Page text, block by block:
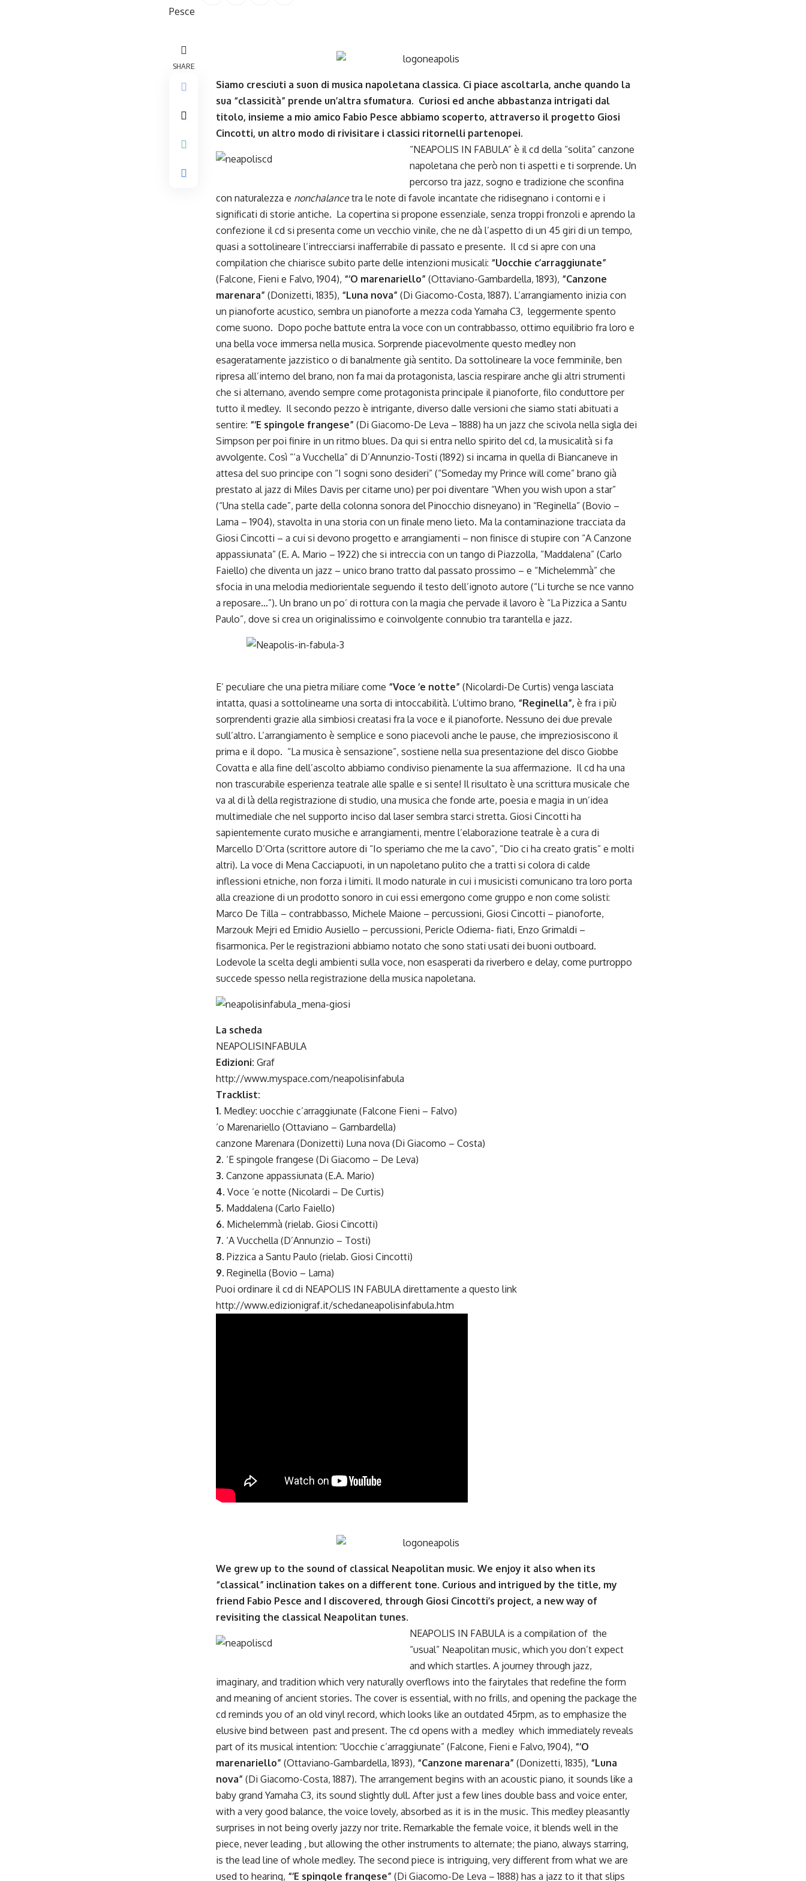
SHARE
Siamo cresciuti a suon di musica napoletana classica. Ci piace ascoltarla, anche quando la
sua “classicità” prende un’altra sfumatura. Curiosi ed anche abbastanza intrigati dal
titolo, insieme a mio amico Fabio Pesce abbiamo scoperto, attraverso il progetto Giosi
Cincotti, un altro modo di rivisitare i classici ritornelli partenopei.
“NEAPOLIS IN FABULA” è il cd della “solita” canzone
napoletana che però non ti aspetti e ti sorprende. Un
percorso tra jazz, sogno e tradizione che sconfina
con naturalezza e nonchalancetra le note di favole incantate che ridisegnano i contorni e i
significati di storie antiche. La copertina si propone essenziale, senza troppi fronzoli e aprendo la
confezione il cd si presenta come un vecchio vinile, che ne dà l’aspetto di un 45 giri di un tempo,
quasi a sottolineare l’intrecciarsi inafferrabile di passato e presente. Il cd si apre con una
compilation che chiarisce subito parte delle intenzioni musicali: “Uocchie c’arraggiunate”
(Falcone, Fieni e Falvo, 1904), “‘O marenariello” (Ottaviano-Gambardella, 1893), “Canzone
marenara” (Donizetti, 1835), “Luna nova” (Di Giacomo-Costa, 1887). L’arrangiamento inizia con
un pianoforte acustico, sembra un pianoforte a mezza coda Yamaha C3, leggermente spento
come suono. Dopo poche battute entra la voce con un contrabbasso, ottimo equilibrio fra loro e
una bella voce immersa nella musica. Sorprende piacevolmente questo medley non
esageratamente jazzistico o di banalmente già sentito. Da sottolineare la voce femminile, ben
ripresa all’interno del brano, non fa mai da protagonista, lascia respirare anche gli altri strumenti
che si alternano, avendo sempre come protagonista principale il pianoforte, filo conduttore per
tutto il medley. Il secondo pezzo è intrigante, diverso dalle versioni che siamo stati abituati a
sentire: “‘E spingole frangese” (Di Giacomo-De Leva – 1888) ha un jazz che scivola nella sigla dei
Simpson per poi finire in un ritmo blues. Da qui si entra nello spirito del cd, la musicalità si fa
avvolgente. Così “‘a Vucchella” di D’Annunzio-Tosti (1892) si incarna in quella di Biancaneve in
attesa del suo principe con “I sogni sono desideri” (“Someday my Prince will come” brano già
prestato al jazz di Miles Davis per citarne uno) per poi diventare “When you wish upon a star”
(“Una stella cade”, parte della colonna sonora del Pinocchio disneyano) in “Reginella” (Bovio –
Lama – 1904), stavolta in una storia con un finale meno lieto. Ma la contaminazione tracciata da
Giosi Cincotti – a cui si devono progetto e arrangiamenti – non finisce di stupire con “A Canzone
appassiunata” (E. A. Mario – 1922) che si intreccia con un tango di Piazzolla, “Maddalena” (Carlo
Faiello) che diventa un jazz – unico brano tratto dal passato prossimo – e “Michelemmà” che
sfocia in una melodia mediorientale seguendo il testo dell’ignoto autore (“Li turche se nce vanno
a reposare…”). Un brano un po’ di rottura con la magia che pervade il lavoro è “La Pizzica a Santu
Paulo”, dove si crea un originalissimo e coinvolgente connubio tra tarantella e jazz.
E’ peculiare che una pietra miliare come “Voce ‘e notte” (Nicolardi-De Curtis) venga lasciata
intatta, quasi a sottolinearne una sorta di intoccabilità. L’ultimo brano, “Reginella”, è fra i più
sorprendenti grazie alla simbiosi creatasi fra la voce e il pianoforte. Nessuno dei due prevale
sull’altro. L’arrangiamento è semplice e sono piacevoli anche le pause, che impreziosiscono il
prima e il dopo. “La musica è sensazione”, sostiene nella sua presentazione del disco Giobbe
Covatta e alla fine dell’ascolto abbiamo condiviso pienamente la sua affermazione. Il cd ha una
non trascurabile esperienza teatrale alle spalle e si sente! Il risultato è una scrittura musicale che
va al di là della registrazione di studio, una musica che fonde arte, poesia e magia in un’idea
multimediale che nel supporto inciso dal laser sembra starci stretta. Giosi Cincotti ha
sapientemente curato musiche e arrangiamenti, mentre l’elaborazione teatrale è a cura di
Marcello D’Orta (scrittore autore di “Io speriamo che me la cavo”, “Dio ci ha creato gratis” e molti
altri). La voce di Mena Cacciapuoti, in un napoletano pulito che a tratti si colora di calde
inflessioni etniche, non forza i limiti. Il modo naturale in cui i musicisti comunicano tra loro porta
alla creazione di un prodotto sonoro in cui essi emergono come gruppo e non come solisti:
Marco De Tilla – contrabbasso, Michele Maione – percussioni, Giosi Cincotti – pianoforte,
Marzouk Mejri ed Emidio Ausiello – percussioni, Pericle Odierna- fiati, Enzo Grimaldi –
fisarmonica. Per le registrazioni abbiamo notato che sono stati usati dei buoni outboard.
Lodevole la scelta degli ambienti sulla voce, non esasperati da riverbero e delay, come purtroppo
succede spesso nella registrazione della musica napoletana.
La scheda
NEAPOLISINFABULA
Edizioni: Graf
http://www.myspace.com/neapolisinfabula
Tracklist:
1. Medley: uocchie c’arraggiunate (Falcone Fieni – Falvo)
‘o Marenariello (Ottaviano – Gambardella)
canzone Marenara (Donizetti) Luna nova (Di Giacomo – Costa)
2. ‘E spingole frangese (Di Giacomo – De Leva)
3. Canzone appassiunata (E.A. Mario)
4. Voce ‘e notte (Nicolardi – De Curtis)
5. Maddalena (Carlo Faiello)
6. Michelemmà (rielab. Giosi Cincotti)
7. ‘A Vucchella (D’Annunzio – Tosti)
8. Pizzica a Santu Paulo (rielab. Giosi Cincotti)
9. Reginella (Bovio – Lama)
Puoi ordinare il cd di NEAPOLIS IN FABULA direttamente a questo link
http://www.edizionigraf.it/schedaneapolisinfabula.htm
We grew up to the sound of classical Neapolitan music. We enjoy it also when its
“classical” inclination takes on a different tone. Curious and intrigued by the title, my
friend Fabio Pesce and I discovered, through Giosi Cincotti’s project, a new way of
revisiting the classical Neapolitan tunes.
NEAPOLIS IN FABULA is a compilation of the
“usual” Neapolitan music, which you don’t expect
and which startles. A journey through jazz,
imaginary, and tradition which very naturally overflows into the fairytales that redefine the form
and meaning of ancient stories. The cover is essential, with no frills, and opening the package the
cd reminds you of an old vinyl record, which looks like an outdated 45rpm, as to emphasize the
elusive bind between past and present. The cd opens with a medley which immediately reveals
part of its musical intention: “Uocchie c’arraggiunate” (Falcone, Fieni e Falvo, 1904), “‘O
marenariello” (Ottaviano-Gambardella, 1893), “Canzone marenara” (Donizetti, 1835), “Luna
nova” (Di Giacomo-Costa, 1887). The arrangement begins with an acoustic piano, it sounds like a
baby grand Yamaha C3, its sound slightly dull. After just a few lines double bass and voice enter,
with a very good balance, the voice lovely, absorbed as it is in the music. This medley pleasantly
surprises in not being overly jazzy nor trite. Remarkable the female voice, it blends well in the
piece, never leading , but allowing the other instruments to alternate; the piano, always starring,
is the lead line of whole medley. The second piece is intriguing, very different from what we are
used to hearing, “‘E spingole frangese” (Di Giacomo-De Leva – 1888) has a jazz to it that slips